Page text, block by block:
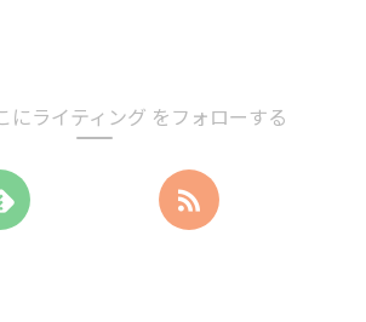
にライティング をフォローする